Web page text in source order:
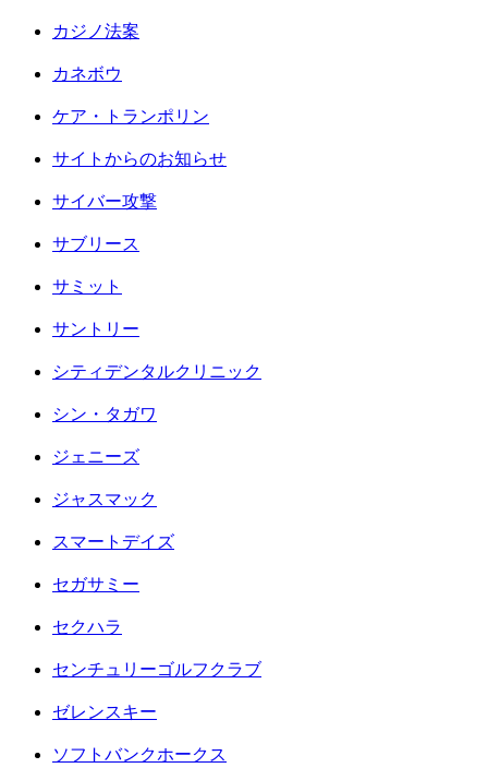
カジノ法案
カネボウ
ケア・トランポリン
サイトからのお知らせ
サイバー攻撃
サブリース
サミット
サントリー
シティデンタルクリニック
シン・タガワ
ジェニーズ
ジャスマック
スマートデイズ
セガサミー
セクハラ
センチュリーゴルフクラブ
ゼレンスキー
ソフトバンクホークス